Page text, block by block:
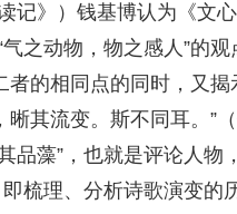
记》）钱基博认为《文
之动物，物之感人”的
的相同点的同时，又揭
其流变。斯不同耳。”
品藻”，也就是评论人物
梳理、分析诗歌演变的